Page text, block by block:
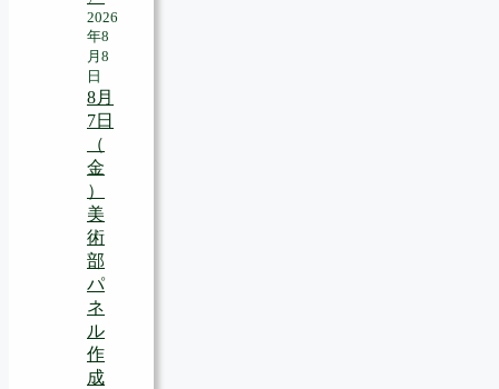
2026
年8
月8
日
8月
7日
（
金
）
美
術
部
パ
ネ
ル
作
成